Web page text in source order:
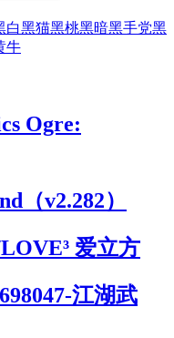
白黑猫黑桃黑暗黑手党黑
牛
Ogre:
（v2.282）
爱立方
江湖武